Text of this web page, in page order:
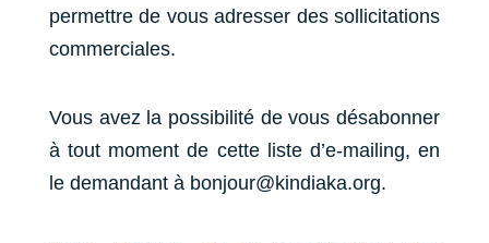
permettre de vous adresser des sollicitations
commerciales.
Vous avez la possibilité de vous désabonner
à tout moment de cette liste d’e-mailing, en
le demandant à bonjour@kindiaka.org.